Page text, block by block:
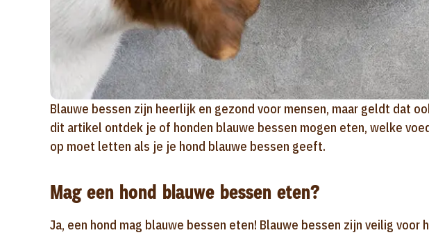
Blauwe bessen zijn heerlijk en gezond voor mensen, maar geldt dat
dit artikel ontdek je of honden blauwe bessen mogen eten, welke
op moet letten als je je hond blauwe bessen geeft.
Mag een hond blauwe bessen eten?
Ja, een hond mag blauwe bessen eten! Blauwe bessen zijn veilig